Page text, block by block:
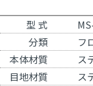
型 式
分類
フ
本体材質
ス
目地材質
ス